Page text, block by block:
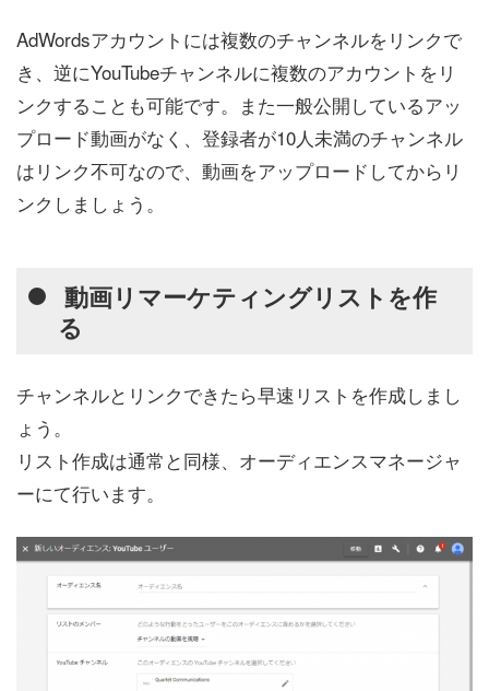
AdWordsアカウントには複数のチャンネルをリンクで
き、逆にYouTubeチャンネルに複数のアカウントをリ
ンクすることも可能です。また一般公開しているアッ
プロード動画がなく、登録者が10人未満のチャンネル
はリンク不可なので、動画をアップロードしてからリ
ンクしましょう。
動画リマーケティングリストを作
る
チャンネルとリンクできたら早速リストを作成しまし
ょう。
リスト作成は通常と同様、オーディエンスマネージャ
ーにて行います。